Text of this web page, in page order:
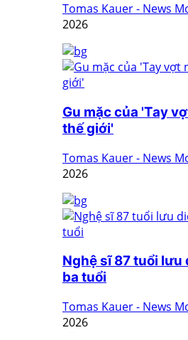
Tomas Kauer - News
2026
Gu mặc của 'Tay
thế giới'
Tomas Kauer - News
2026
Nghệ sĩ 87 tuổi
ba tuổi
Tomas Kauer - News
2026